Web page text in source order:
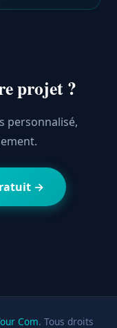
projet ?
personnalisé,
→
Com. Tous droits